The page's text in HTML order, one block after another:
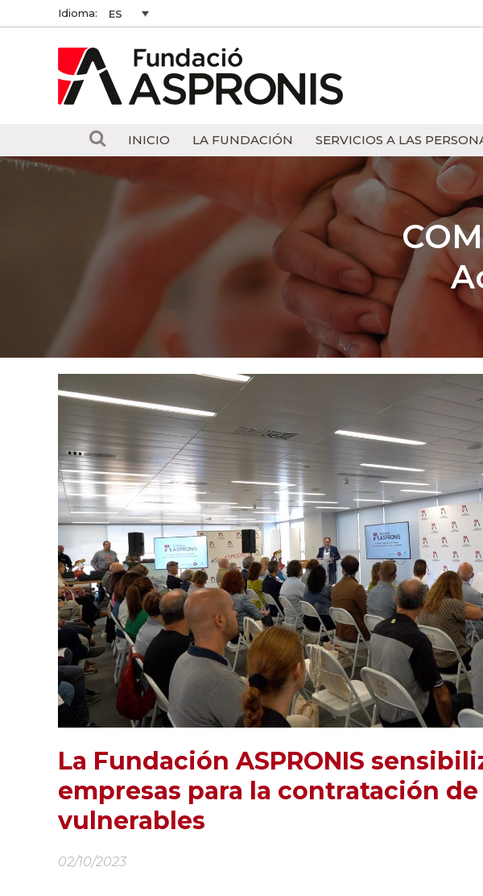
Idioma: ES
INICIO LA FUNDACIÓN SERVICIOS A LAS
La Fundación ASPRONIS
empresas para la contratación
vulnerables
02/10/2023